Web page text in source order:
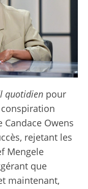
quotidien pour
Owens
rejetant les
Mengele
que
maintenant,